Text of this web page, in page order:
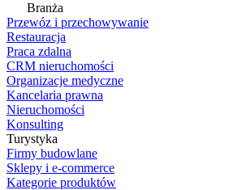
Branża
Przewóz i przechowywanie
Restauracja
Praca zdalna
CRM nieruchomości
Organizacje medyczne
Kancelaria prawna
Nieruchomości
Konsulting
Turystyka
Firmy budowlane
Sklepy i e-commerce
Kategorie produktów